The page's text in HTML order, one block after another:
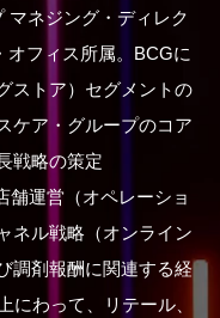
マネジング・ディレク
オフィス所属。BCGに
ストア）セグメントの
ケア・グループのコア
戦略の策定
舗運営（オペレーショ
ネル戦略（オンライン
調剤報酬に関連する経
にわって、リテール、